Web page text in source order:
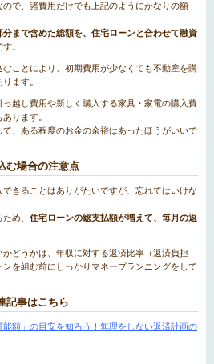
で、諸費用だけでも上記のようにかなりの額
分まで含めた総額を、住宅ローンと合わせて融資
す。
ことにより、初期費用が少なくても不動産を購
ます。
越し費用や新しく購入する家具・家電の購入費
ります。
、ある程度のお金の余裕はあったほうがいいで
む場合の注意点
きることはありがたいですが、忘れてはいけな
め、 住宅ローンの総支払額が増えて、毎月の返
どうかは、年収に対する返済比率（返済負担
を組む前にしっかりマネープランニングをして
記事はこちら
能額」の目安を知ろう！無理をしない返済計画の